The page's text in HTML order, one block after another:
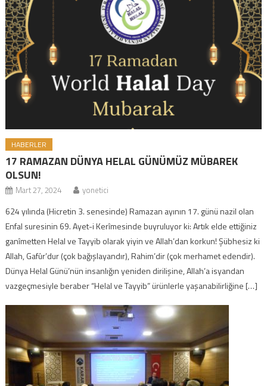
HABERLER
17 RAMAZAN DÜNYA HELAL GÜNÜMÜZ MÜBAREK
OLSUN!
Mart 27, 2024 yonetici
624 yılında (Hicretin 3. senesinde) Ramazan ayının 17. günü nazil olan
Enfal suresinin 69. Ayet-i Kerîmesinde buyruluyor ki: Artık elde ettiğiniz
ganîmetten Helal ve Tayyib olarak yiyin ve Allah’dan korkun! Şübhesiz ki
Allah, Gafûr’dur (çok bağışlayandır), Rahim’dir (çok merhamet edendir).
Dünya Helal Günü’nün insanlığın yeniden dirilişine, Allah’a isyandan
vazgeçmesiyle beraber “Helal ve Tayyib” ürünlerle yaşanabilirliğine […]